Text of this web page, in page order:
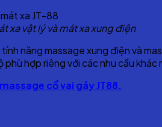
xa vật lý và mát xa xung điện
năng massage xung điện và
hợp riêng với các nhu cầu khác
cổ vai gáy JT88.